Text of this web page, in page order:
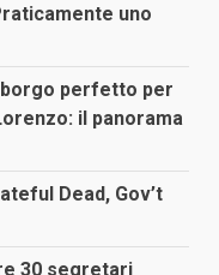
uno
borgo perfetto per
il panorama
Dead, Gov’t
30 segretari